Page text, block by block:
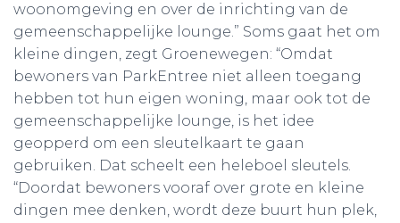
woonomgeving en over de inrichting van de
gemeenschappelijke lounge.” Soms gaat het om
kleine dingen, zegt Groenewegen: “Omdat
bewoners van ParkEntree niet alleen toegang
hebben tot hun eigen woning, maar ook tot de
gemeenschappelijke lounge, is het idee
geopperd om een sleutelkaart te gaan
gebruiken. Dat scheelt een heleboel sleutels.
“Doordat bewoners vooraf over grote en kleine
dingen mee denken, wordt deze buurt hun plek,